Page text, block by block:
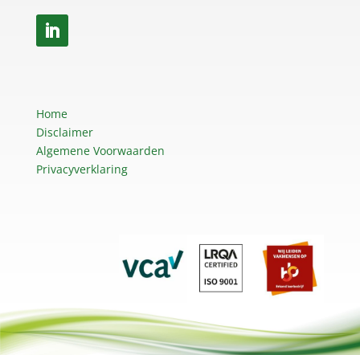
Home
Disclaimer
Algemene Voorwaarden
Privacyverklaring